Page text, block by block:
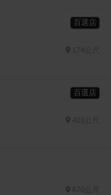
百選店
174公尺
百選店
401公尺